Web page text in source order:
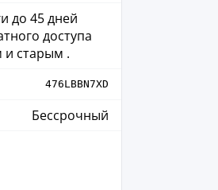
до 45 дней
доступа
старым .
476LBBN7XD
Бессрочный